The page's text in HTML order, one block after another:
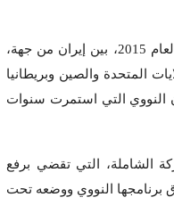
وتم إبرام الاتفاق النووي، المعنون رسميا بـ”خطة العمل الشاملة المشتركة”، في 14 يوليو من العام 2015، بين إيران من جهة،
روسيا والولايات المتحدة والصين وبريطانيا
النووي التي استمرت سنوات
تنفيذ خطة العمل المشتركة الشاملة، التي تقضي برفع
برنامجها النووي ووضعه تحت